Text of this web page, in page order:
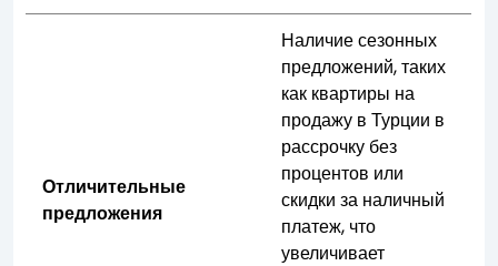
Отличительные
предложения
Наличие сезонных
предложений, таких
как квартиры на
продажу в Турции в
рассрочку без
процентов или
скидки за наличный
платеж, что
увеличивает